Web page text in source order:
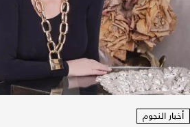
أخبار النجوم